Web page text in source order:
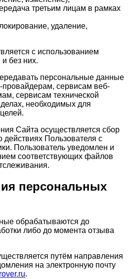
третьим лицам в рамках
удаление,
с использованием
без них.
персональные данные
провайдерам, сервисам веб-
сервисам технической
необходимых для
Сайта осуществляется сбор
Пользователя с
Пользователь уведомлен и
соответствующих файлов
персональных
обрабатываются до
либо до момента отзыва
путём направления
на электронную почту
.